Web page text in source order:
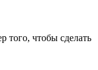
того, чтобы сделать